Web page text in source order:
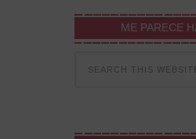
ME PARECE